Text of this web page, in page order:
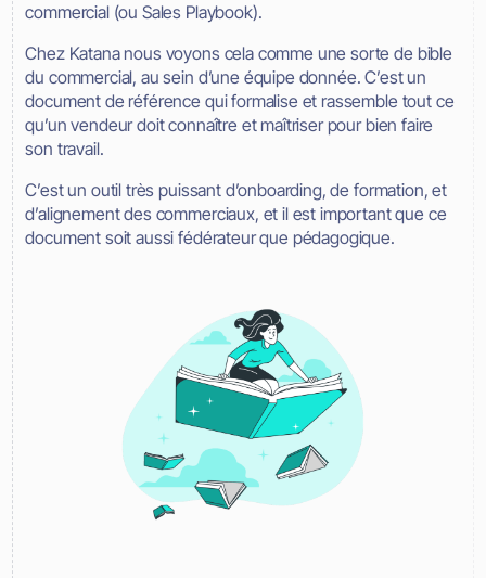
commercial (ou Sales Playbook).
Chez Katana nous voyons cela comme une sorte de bible
du commercial, au sein d’une équipe donnée. C’est un
document de référence qui formalise et rassemble tout ce
qu’un vendeur doit connaître et maîtriser pour bien faire
son travail.
C’est un outil très puissant d’onboarding, de formation, et
d’alignement des commerciaux, et il est important que ce
document soit aussi fédérateur que pédagogique.